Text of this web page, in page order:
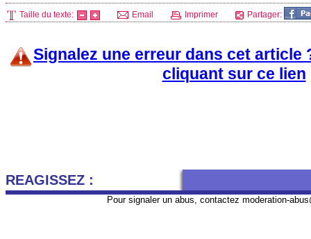
Taille du texte: Email Imprimer Partager:
Signalez une erreur dans cet article
cliquant sur ce lien
REAGISSEZ :
Pour signaler un abus, contactez moderation-